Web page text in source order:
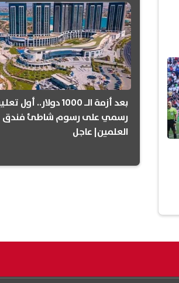
بعد أزمة الـ 1000 دولار.. أول
رسمي على رسوم شاطئ فندق
العلمين| عاجل